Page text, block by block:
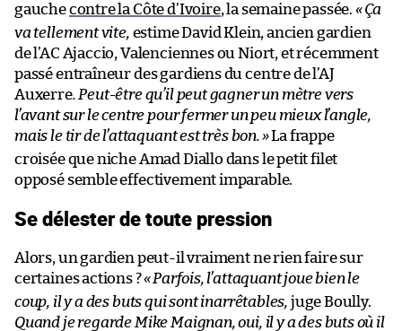
gauchecontre la Côte d’Ivoire, la semaine passée. «Ça
va tellement vite, estime David Klein, ancien gardien
de l’AC Ajaccio, Valenciennes ou Niort, et récemment
passé entraîneur des gardiens du centre de l’AJ
Auxerre. Peut-être qu’il peut gagner un mètre vers
l’avant sur le centre pour fermer un peu mieux l’angle,
mais le tir de l’attaquant est très bon.»La frappe
croisée que niche Amad Diallo dans le petit filet
opposé semble effectivement imparable.
Se délester de toute pression
Alors, un gardien peut-il vraiment ne rien faire sur
certaines actions ?«Parfois, l’attaquant joue bien le
coup, il y a des buts qui sont inarrêtables, juge Boully.
Quand je regarde Mike Maignan, oui, il y a des buts où il